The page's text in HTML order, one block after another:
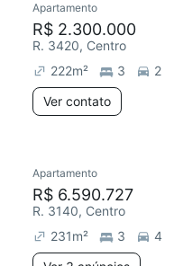
Apartamento
R$ 2.300.000
R. 3420, Centro
222m² 3
2
Ver contato
Apartamento
R$ 6.590.727
R. 3140, Centro
231m² 3
4